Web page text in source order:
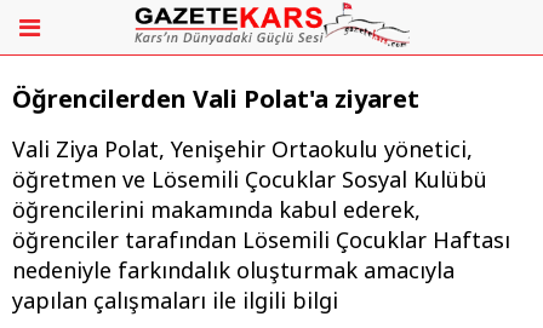
Öğrencilerden Vali Polat'a ziyaret
Vali Ziya Polat, Yenişehir Ortaokulu yönetici,
öğretmen ve Lösemili Çocuklar Sosyal Kulübü
öğrencilerini makamında kabul ederek,
öğrenciler tarafından Lösemili Çocuklar Haftası
nedeniyle farkındalık oluşturmak amacıyla
yapılan çalışmaları ile ilgili bilgi